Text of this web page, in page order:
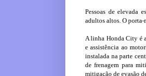
Pessoas de elevada
adultos altos. O porta-
A linha Honda City é
e assistência ao
instalada na parte
de frenagem para
mitigação de evasão